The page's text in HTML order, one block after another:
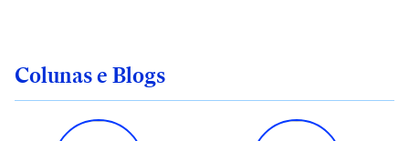
Colunas e Blogs